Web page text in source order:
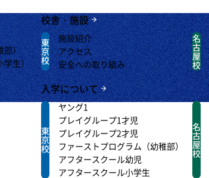
部）
学生）
校舎・施設
東
京
校
施設紹介
アクセス
安全への取り組み
名
古
屋
校
入学について
東
京
校
ヤング1
プレイグループ1才児
プレイグループ2才児
ファーストプログラム（幼稚部）
アフタースクール幼児
アフタースクール小学生
名
古
屋
校